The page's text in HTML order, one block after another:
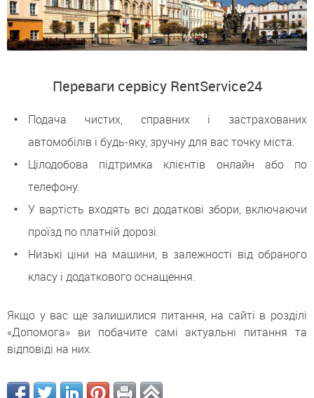
Переваги сервісу RentService24
Подача чистих, справних і застрахованих
автомобілів і будь-яку, зручну для вас точку міста.
Цілодобова підтримка клієнтів онлайн або по
телефону.
У вартість входять всі додаткові збори, включаючи
проїзд по платній дорозі.
Низькі ціни на машини, в залежності від обраного
класу і додаткового оснащення.
Якщо у вас ще залишилися питання, на сайті в розділі
«Допомога» ви побачите самі актуальні питання та
відповіді на них.